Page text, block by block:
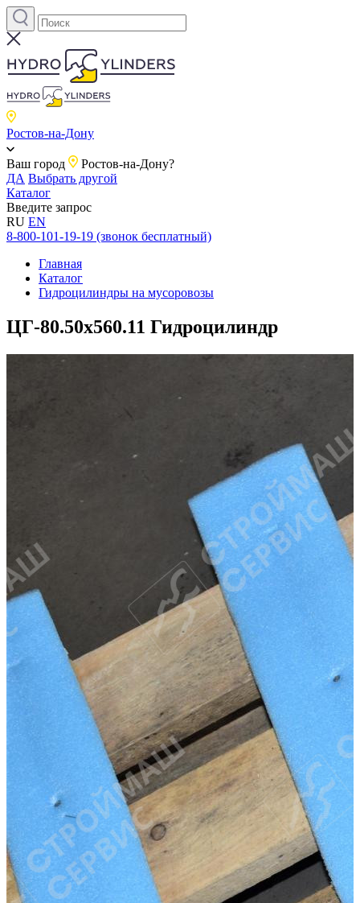
Ростов-на-Дону
Ваш город
Ростов-на-Дону?
ДА Выбрать другой
Каталог
Введите запрос
RU EN
8-800-101-19-19 (звонок бесплатный)
Главная
Каталог
Гидроцилиндры на мусоровозы
ЦГ-80.50х560.11 Гидроцилиндр